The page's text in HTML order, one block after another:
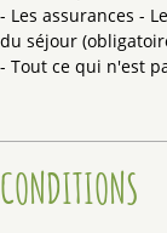
- Les assurances -
du séjour
- Tout ce qui n'est
CONDITIONS